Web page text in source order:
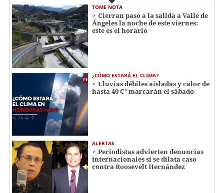
TOME NOTA
Cierran paso a la salida a Valle de
Ángeles la noche de este viernes:
este es el horario
¿CÓMO ESTARÁ EL CLIMA?
Lluvias débiles aisladas y calor de
hasta 40 C° marcarán el sábado
ALERTAS
Periodistas advierten denuncias
internacionales si se dilata caso
contra Roosevelt Hernández